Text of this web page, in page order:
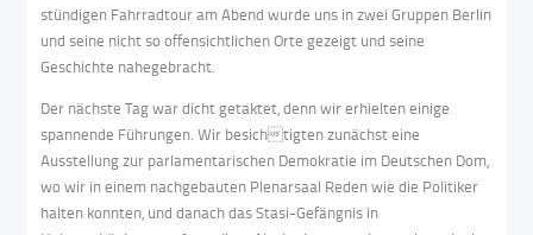
stündigen Fahrradtour am Abend wurde uns in zwei Gruppen Berlin
und seine nicht so offensichtlichen Orte gezeigt und seine
Geschichte nahegebracht.
Der nächste Tag war dicht getaktet, denn wir erhielten einige
spannende Führungen. Wir besichtigten zunächst eine
Ausstellung zur parlamentarischen Demokratie im Deutschen Dom,
wo wir in einem nachgebauten Plenarsaal Reden wie die Politiker
halten konnten, und danach das Stasi-Gefängnis in